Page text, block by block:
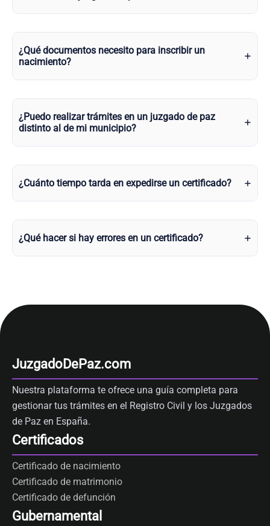
¿Qué documentos necesito para inscribir un
nacimiento?
¿Puedo realizar trámites en un juzgado de paz
distinto al de mi municipio?
¿Cuánto tiempo tarda en expedirse un certificado?
¿Qué hacer si hay errores en un certificado?
JuzgadoDePaz.com
Nuestra plataforma te ofrece una guía completa para
gestionar tus trámites en el Registro Civil y los Juzgados
de Paz en España.
Certificados
Certificado de nacimiento
Certificado de matrimonio
Certificado de defunción
Gubernamental